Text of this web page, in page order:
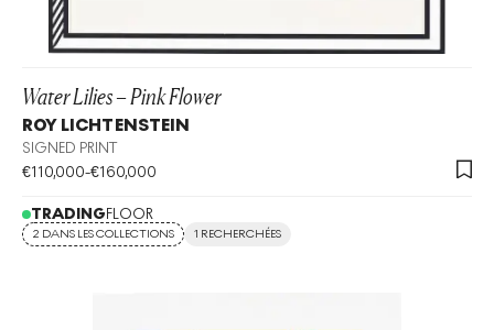
Water Lilies – Pink Flower
ROY LICHTENSTEIN
SIGNED PRINT
€110,000-€160,000
TRADINGFLOOR
2 DANS LES COLLECTIONS 1 RECHERCHÉES